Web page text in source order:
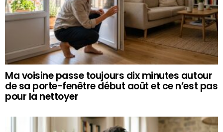
Ma voisine passe toujours dix minutes autour
de sa porte-fenêtre début août et ce n’est pas
pour la nettoyer